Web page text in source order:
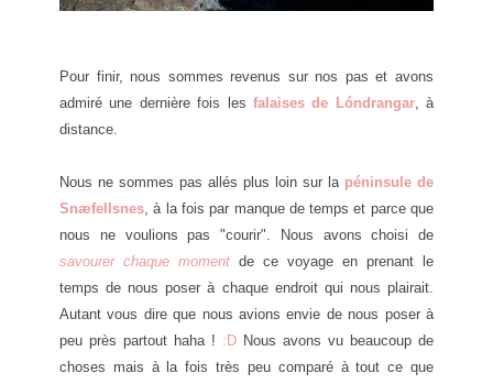
Pour finir, nous sommes revenus sur nos pas et avons
admiré une dernière fois les falaises de Lóndrangar, à
distance.
Nous ne sommes pas allés plus loin sur la péninsule de
Snæfellsnes, à la fois par manque de temps et parce que
nous ne voulions pas "courir". Nous avons choisi de
savourer chaque moment de ce voyage en prenant le
temps de nous poser à chaque endroit qui nous plairait.
Autant vous dire que nous avions envie de nous poser à
peu près partout haha ! :D Nous avons vu beaucoup de
choses mais à la fois très peu comparé à tout ce que